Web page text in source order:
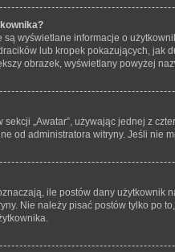
wyświetlane informacje o
lub kropek pokazujących, jak
obrazek, wyświetlany powyżej
„Awatar”, używając jednej z
od administratora witryny. Jeśli nie
ile postów dany użytkownik
Nie należy pisać postów tylko po